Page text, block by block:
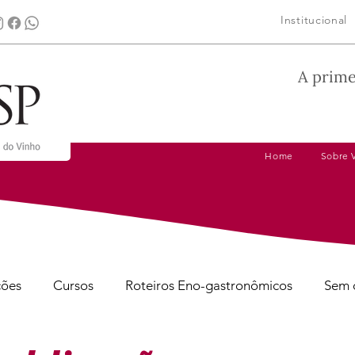
Institucional
A
Home Sobre
Cursos Roteiros Eno-gastronômicos Sem
Dicas de Harmonização